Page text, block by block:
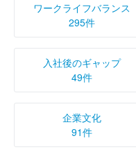
ワークライフバランス
295件
入社後のギャップ
49件
企業文化
91件